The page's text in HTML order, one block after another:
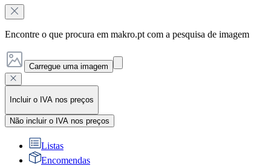
Encontre o que procura em makro.pt com a pesquisa de imagem
Carregue uma imagem
Incluir o IVA nos preços
Não incluir o IVA nos preços
Listas
Encomendas